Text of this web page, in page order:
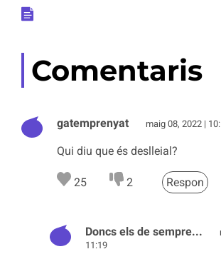
Comentaris
gatemprenyat maig 08, 2022 |
Qui diu que és deslleial?
25 2 Respon
Doncs els de sempre...
11:19